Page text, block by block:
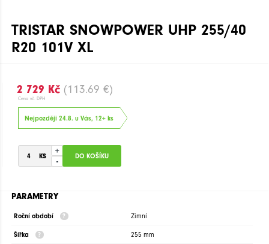
TRISTAR SNOWPOWER UHP 255/40
R20 101V XL
2 729 Kč (113.69 €)
Cena vč. DPH
Nejpozději 24.8. u Vás, 12+ ks
+
-
PARAMETRY
Roční období Zimní
Šířka 255 mm